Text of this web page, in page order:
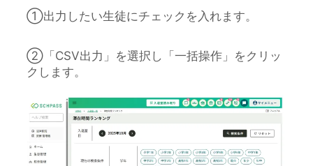
①出力したい生徒にチェックを入れます。
②「CSV出力」を選択し「一括操作」をクリッ
クします。